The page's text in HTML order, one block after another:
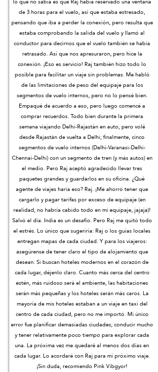
de 3 horas para el vuelo, así que estaba estresado,
pensando que iba a perder la conexión, pero resulta que
estaba comprobando la salida del vuelo y llamó al
conductor para decirnos que el vuelo también se había
retrasado. Así que nos apresuraron, pero hice la
conexión. ¡Eso es servicio! Raj también hizo todo lo
posible para facilitar un viaje sin problemas. Me habló
de las limitaciones de peso del equipaje para los
segmentos de vuelo internos, pero no lo pensé bien.
Empaqué de acuerdo a eso, pero luego comencé a
comprar recuerdos. Todo bien durante la primera
semana viajando Delhi-Rajastán en auto, pero volé
desde Rajastán de vuelta a Delhi; finalmente, cinco
segmentos de vuelo internos (Delhi-Varanasi-Delhi-
Chennai-Delhi) con un segmento de tren (y más autos) en
el medio. Pero Raj aceptó agradecido llevar tres
paquetes grandes y guardarlos en su oficina. ¿Qué
agente de viajes haría eso? Raj. ¡Me ahorró tener que
cargarlo y pagar tarifas por exceso de equipaje (en
realidad, no habría cabido todo en mi equipaje, jajaja)!
Salvó el día. India es un desafío. Pero Raj me quitó todo
el estrés. Lo único que sugeriría: Raj o los guías locales
entregan mapas de cada ciudad. Y para los viajeros:
asegúrense de tener claro el tipo de alojamiento que
desean. Si buscan hoteles modernos en el corazón de
cada lugar, déjenlo claro. Cuanto más cerca del centro
estén, más ruidoso será el ambiente, las habitaciones
serán más pequeñas y los hoteles serán más caros. La
mayoría de mis hoteles estaban a un viaje en taxi del
centro de cada ciudad, pero no me importó. Mi único
error fue planificar demasiadas ciudades; conducir mucho
y tener relativamente poco tiempo para explorar cada
una. La próxima vez me quedaré al menos dos días en
cada lugar. Lo acordaré con Raj para mi próximo viaje.
¡Sin duda, recomiendo Pink Vibgyor!